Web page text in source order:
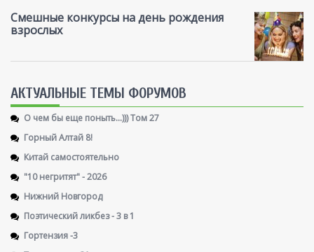
Смешные конкурсы на день рождения
взрослых
AКТУАЛЬНЫЕ ТЕМЫ ФОРУМОВ
О чем бы еще поныть...))) Том 27
Горный Алтай 8!
Китай самостоятельно
"10 негритят" - 2026
Нижний Новгород
Поэтический ликбез - 3 в 1
Гортензия -3